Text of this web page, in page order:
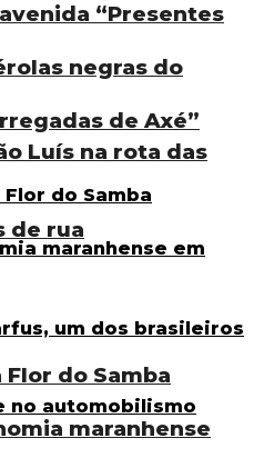
“Presentes
negras do
de Axé”
Flor do Samba
maranhense
Luís na rota das
de rua